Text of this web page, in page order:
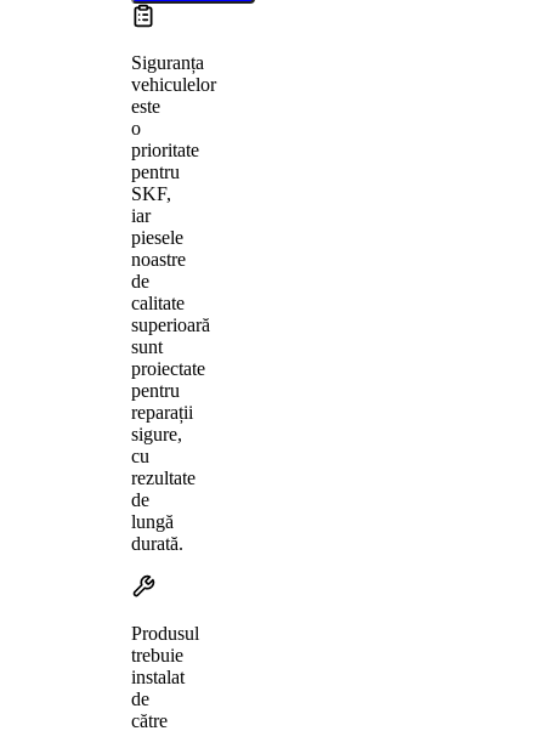
Siguranța
vehiculelor
este
o
prioritate
pentru
SKF,
iar
piesele
noastre
de
calitate
superioară
sunt
proiectate
pentru
reparații
sigure,
cu
rezultate
de
lungă
durată.
Produsul
trebuie
instalat
de
către